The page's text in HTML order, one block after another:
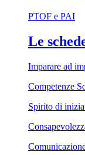
PTOF e PAI
Le
Imparare ad
Competenze
Spirito di